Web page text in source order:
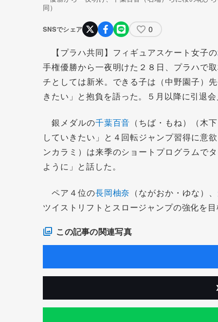
同）
SNSでシェア 0
【プラハ共同】フィギュアスケート女子の
手権優勝から一夜明けた２８日、プラハで
チとしては新米。できる子は（中野園子）
きたい」と抱負を語った。５月以降に引退
銀メダルの千葉百音 （ちば・もね）（木
していきたい」と４回転ジャンプ習得に意
ンカラミ）は来季のショートプログラムで
ように」と話した。
ペア４位の長岡柚奈 （ながおか・ゆな）、
ツイストリフトとスロージャンプの強化を
この記事の関連写真